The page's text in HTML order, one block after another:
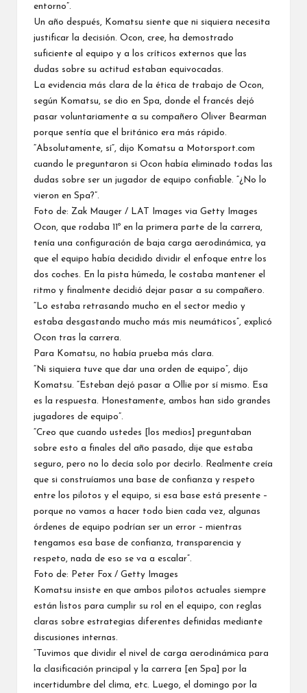
entorno”.
Un año después, Komatsu siente que ni siquiera necesita
justificar la decisión. Ocon, cree, ha demostrado
suficiente al equipo y a los críticos externos que las
dudas sobre su actitud estaban equivocadas.
La evidencia más clara de la ética de trabajo de Ocon,
según Komatsu, se dio en Spa, donde el francés dejó
pasar voluntariamente a su compañero Oliver Bearman
porque sentía que el británico era más rápido.
“Absolutamente, sí”, dijo Komatsu a Motorsport.com
cuando le preguntaron si Ocon había eliminado todas las
dudas sobre ser un jugador de equipo confiable. “¿No lo
vieron en Spa?”.
Foto de: Zak Mauger / LAT Images via Getty Images
Ocon, que rodaba 11º en la primera parte de la carrera,
tenía una configuración de baja carga aerodinámica, ya
que el equipo había decidido dividir el enfoque entre los
dos coches. En la pista húmeda, le costaba mantener el
ritmo y finalmente decidió dejar pasar a su compañero.
“Lo estaba retrasando mucho en el sector medio y
estaba desgastando mucho más mis neumáticos”, explicó
Ocon tras la carrera.
Para Komatsu, no había prueba más clara.
“Ni siquiera tuve que dar una orden de equipo”, dijo
Komatsu. “Esteban dejó pasar a Ollie por sí mismo. Esa
es la respuesta. Honestamente, ambos han sido grandes
jugadores de equipo”.
“Creo que cuando ustedes [los medios] preguntaban
sobre esto a finales del año pasado, dije que estaba
seguro, pero no lo decía solo por decirlo. Realmente creía
que si construíamos una base de confianza y respeto
entre los pilotos y el equipo, si esa base está presente –
porque no vamos a hacer todo bien cada vez, algunas
órdenes de equipo podrían ser un error – mientras
tengamos esa base de confianza, transparencia y
respeto, nada de eso se va a escalar”.
Foto de: Peter Fox / Getty Images
Komatsu insiste en que ambos pilotos actuales siempre
están listos para cumplir su rol en el equipo, con reglas
claras sobre estrategias diferentes definidas mediante
discusiones internas.
“Tuvimos que dividir el nivel de carga aerodinámica para
la clasificación principal y la carrera [en Spa] por la
incertidumbre del clima, etc. Luego, el domingo por la